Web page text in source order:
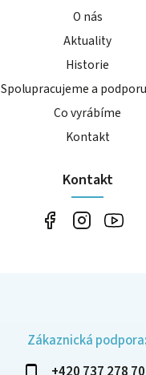
Zákaznická podpora:
O nás
Aktuality
Historie
Spolupracujeme a
Co vyrábíme
Kontakt
Kontakt